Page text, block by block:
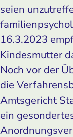
seien
16.3.2023
Kindesmutter
Noch vor der
die
Amtsgericht
ein